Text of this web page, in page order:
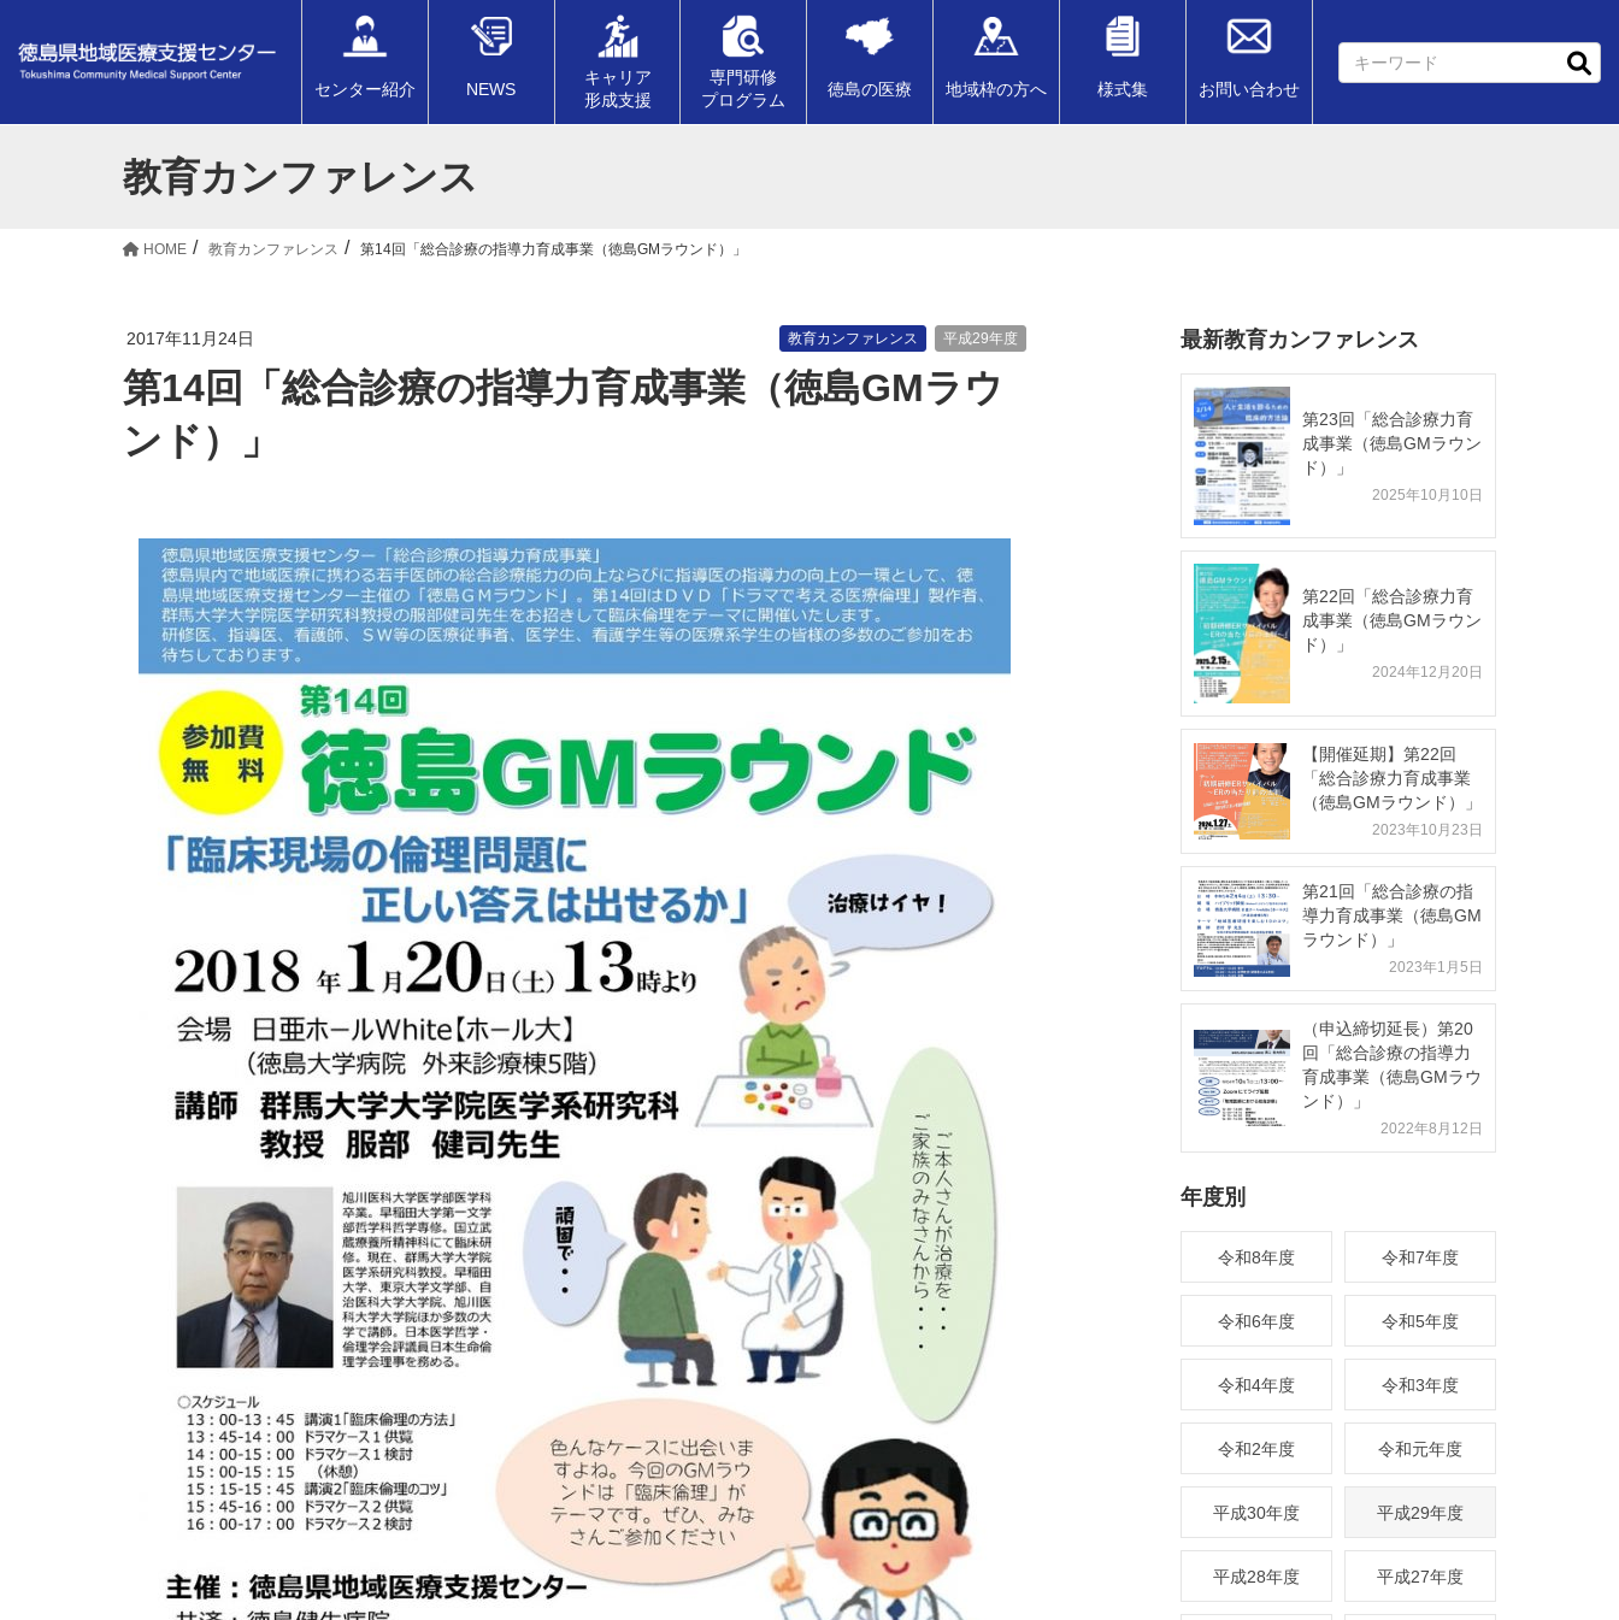
センター紹介 NEWS
キャリア
形成支援
専門研修
プログラム
徳島の医療 地域枠の方へ 様式集 お問い合わせ
教育カンファレンス
HOME 教育カンファレンス 第14回「総合診療の指導力育成事業（徳島GMラウンド）」
2017年11月24日 平成29年度
教育カンファレンス
第14回「総合診療の指導力育成事業（徳島GMラウ
ンド）」
最新教育カンファレンス
第23回「総合診療力育
成事業（徳島GMラウン
ド）」
2025年10月10日
第22回「総合診療力育
成事業（徳島GMラウン
ド）」
2024年12月20日
【開催延期】第22回
「総合診療力育成事業
（徳島GMラウンド）」
2023年10月23日
第21回「総合診療の指
導力育成事業（徳島GM
ラウンド）」
2023年1月5日
（申込締切延長）第20
回「総合診療の指導力
育成事業（徳島GMラウ
ンド）」
2022年8月12日
年度別
令和8年度 令和7年度
令和6年度 令和5年度
令和4年度 令和3年度
令和2年度 令和元年度
平成30年度 平成29年度
平成28年度 平成27年度